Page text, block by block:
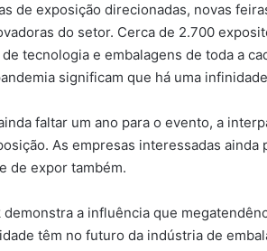
de exposição direcionadas, novas
do setor. Cerca de 2.700
tecnologia e embalagens de toda a
significam que há uma
faltar um ano para o evento, a
As empresas interessadas
de expor também.
demonstra a influência que
têm no futuro da indústria de